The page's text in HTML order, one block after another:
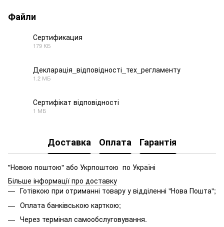
Файли
Сертификация
179 КБ
Декларація_відповідності_тех_регламенту
1.2 МБ
Сертифікат відповідності
1 МБ
Доставка Оплата Гарантія
"Новою поштою" або Укрпоштою по Україні
Більше інформації про доставку
Готівкою при отриманні товару у відділенні "Нова Пошта";
Оплата банківською карткою;
Через термінал самообслуговування.